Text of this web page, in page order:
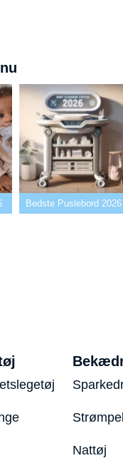
Bedste Puslebord 2026
Nattøj